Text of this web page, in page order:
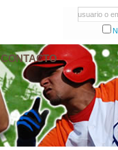
usuario o
CONTACTO